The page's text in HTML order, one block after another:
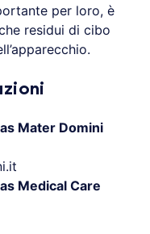
per loro, è
residui di cibo
Mater Domini
Medical Care